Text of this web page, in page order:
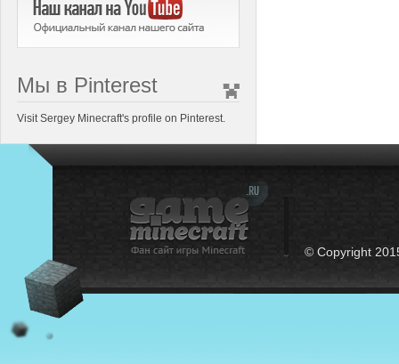
Мы в Pinterest
Visit Sergey Minecraft's profile on Pinterest.
© Copyright